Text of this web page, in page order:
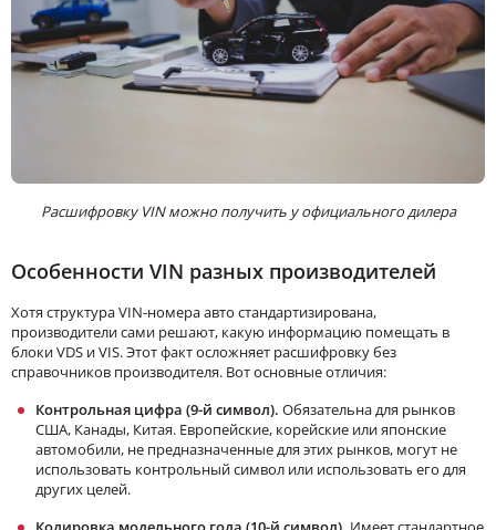
Расшифровку VIN можно получить у официального дилера
Особенности VIN разных производителей
Хотя структура VIN-номера авто стандартизирована,
производители сами решают, какую информацию помещать в
блоки VDS и VIS. Этот факт осложняет расшифровку без
справочников производителя. Вот основные отличия:
Контрольная цифра (9-й символ). Обязательна для рынков
США, Канады, Китая. Европейские, корейские или японские
автомобили, не предназначенные для этих рынков, могут не
использовать контрольный символ или использовать его для
других целей.